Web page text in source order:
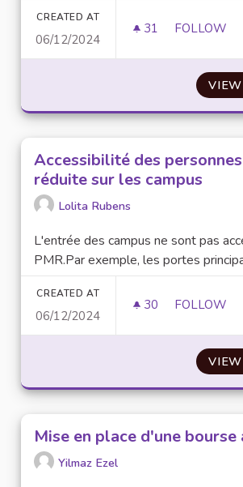
CREATED AT
06/12/2024
31 31
FOLLOW
Accessibilité des
réduite sur les campus
Lolita Rubens
L'entrée des campus ne sont pas
PMR.Par exemple, les portes
CREATED AT
06/12/2024
30 30
FOLLOW
Mise en place d'une
Yilmaz Ezel